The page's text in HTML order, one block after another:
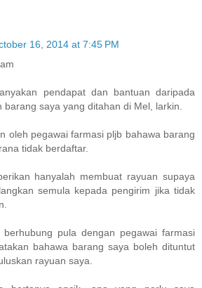
16, 2014 at 7:45 PM
pendapat dan bantuan daripada
barang saya yang ditahan di Mel, larkin.
oleh pegawai farmasi pljb bahawa barang
tidak berdaftar.
hanyalah membuat rayuan supaya
semula kepada pengirim jika tidak
berhubung pula dengan pegawai farmasi
bahawa barang saya boleh dituntut
rayuan saya.